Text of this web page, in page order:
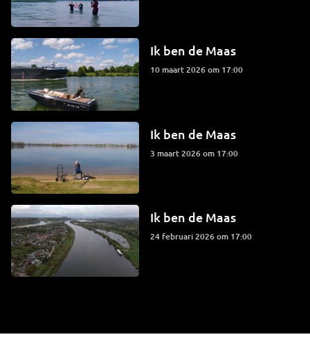
Ik ben de Maas
10 maart 2026 om 17:00
Ik ben de Maas
3 maart 2026 om 17:00
Ik ben de Maas
24 februari 2026 om 17:00